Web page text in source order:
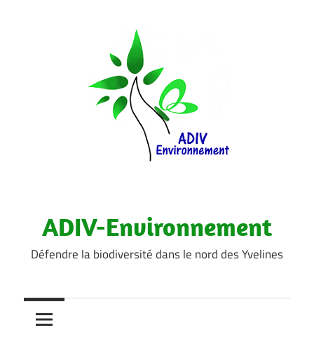
ADIV-Environnement
Défendre la biodiversité dans le nord des Yvelines